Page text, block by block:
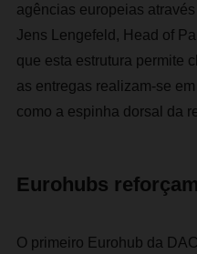
agências europeias
Jens Lengefeld, Head of
que esta estrutura permite
as entregas realizam-se
como a espinha dorsal da
Eurohubs
O primeiro Eurohub da